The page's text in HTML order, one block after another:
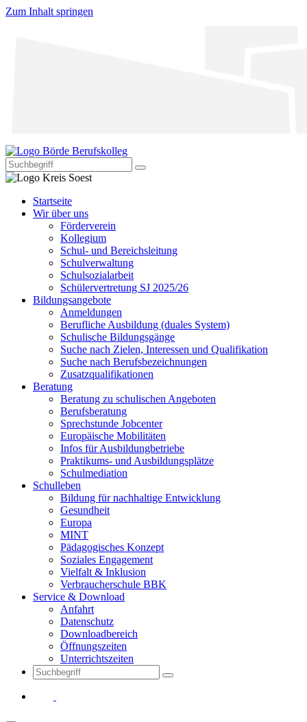
Zum Inhalt springen
Startseite
Wir über uns
Förderverein
Kollegium
Schul- und Bereichsleitung
Schulverwaltung
Schulsozialarbeit
Schülervertretung SJ 2025/26
Bildungsangebote
Anmeldungen
Berufliche Ausbildung (duales System)
Schulische Bildungsgänge
Suche nach Zielen, Interessen und Qualifikation
Suche nach Berufsbezeichnungen
Zusatzqualifikationen
Beratung
Beratung zu schulischen Angeboten
Berufsberatung
Sprechstunde Jobcenter
Europäische Mobilitäten
Infos für Ausbildungbetriebe
Praktikums- und Ausbildungsplätze
Schulmediation
Schulleben
Bildung für nachhaltige Entwicklung
Gesundheit
Europa
MINT
Pädagogisches Konzept
Soziales Engagement
Vielfalt & Inklusion
Verbraucherschule BBK
Service & Download
Anfahrt
Datenschutz
Downloadbereich
Öffnungszeiten
Unterrichtszeiten